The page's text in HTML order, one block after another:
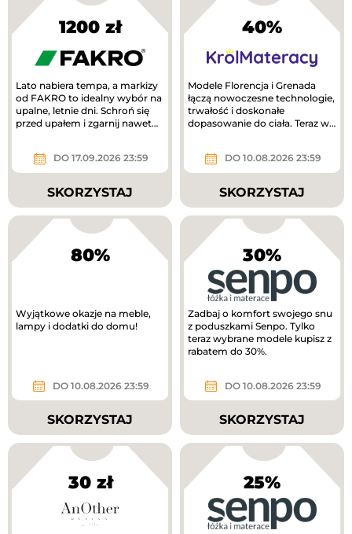
1200 zł
Lato nabiera tempa, a markizy
od FAKRO to idealny wybór na
upalne, letnie dni. Schroń się
przed upałem i zgarnij nawet
DO 17.09.2026 23:59
SKORZYSTAJ
40%
Modele Florencja i Grenada
łączą nowoczesne technologie,
trwałość i doskonałe
dopasowanie do ciała. Teraz w
DO 10.08.2026 23:59
SKORZYSTAJ
80%
Wyjątkowe okazje na meble,
lampy i dodatki do domu!
DO 10.08.2026 23:59
SKORZYSTAJ
30%
Zadbaj o komfort swojego snu
z poduszkami Senpo. Tylko
teraz wybrane modele kupisz z
rabatem do 30%.
DO 10.08.2026 23:59
SKORZYSTAJ
30 zł 25%